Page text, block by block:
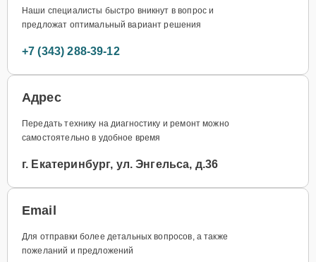
Наши специалисты быстро вникнут в вопрос и
предложат оптимальный вариант решения
+7 (343) 288-39-12
Адрес
Передать технику на диагностику и ремонт можно
самостоятельно в удобное время
г. Екатеринбург, ул. Энгельса, д.36
Email
Для отправки более детальных вопросов, а также
пожеланий и предложений